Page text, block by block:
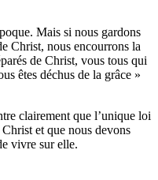
Mais si nous gardons
Christ, nous encourrons la
de Christ, vous tous qui
êtes déchus de la grâce »
clairement que l’unique loi
et que nous devons
vivre sur elle.